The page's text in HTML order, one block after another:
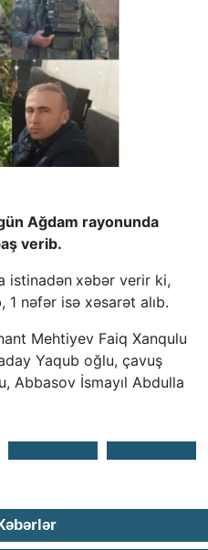
Ağdam rayonunda
verib.
istinadən xəbər verir ki,
1 nəfər isə xəsarət alıb.
Mehtiyev Faiq Xanqulu
Yaqub oğlu, çavuş
Abbasov İsmayıl Abdulla